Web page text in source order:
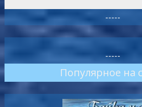
-----
-----
Популярное на